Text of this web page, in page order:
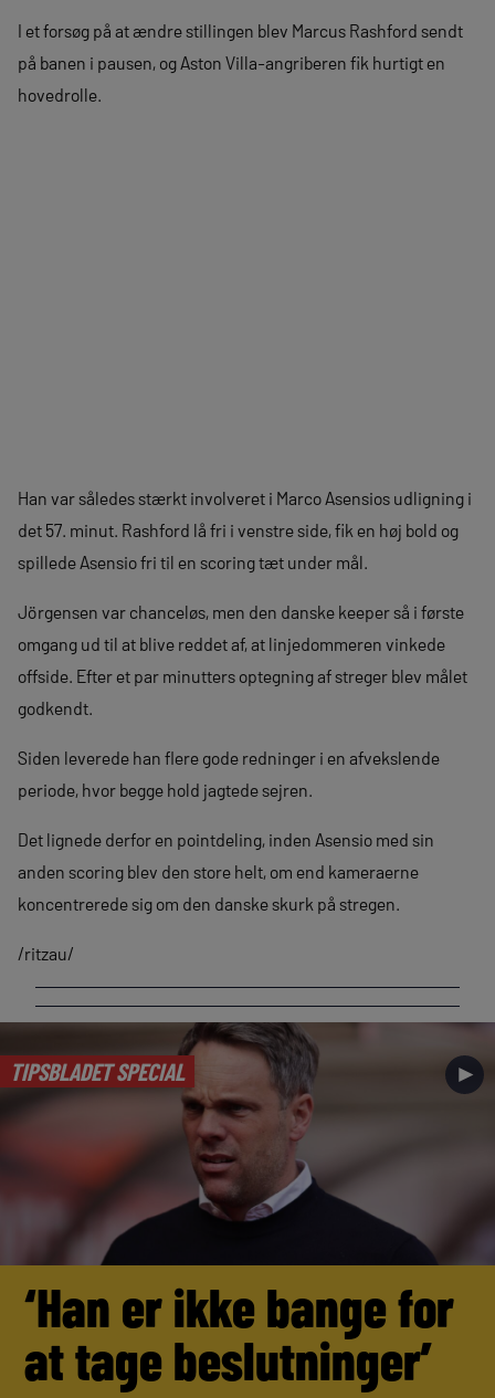
I et forsøg på at ændre stillingen blev Marcus Rashford sendt
på banen i pausen, og Aston Villa-angriberen fik hurtigt en
hovedrolle.
Han var således stærkt involveret i Marco Asensios udligning i
det 57. minut. Rashford lå fri i venstre side, fik en høj bold og
spillede Asensio fri til en scoring tæt under mål.
Jörgensen var chanceløs, men den danske keeper så i første
omgang ud til at blive reddet af, at linjedommeren vinkede
offside. Efter et par minutters optegning af streger blev målet
godkendt.
Siden leverede han flere gode redninger i en afvekslende
periode, hvor begge hold jagtede sejren.
Det lignede derfor en pointdeling, inden Asensio med sin
anden scoring blev den store helt, om end kameraerne
koncentrerede sig om den danske skurk på stregen.
/ritzau/
TIPSBLADET SPECIAL ►
‘Han er ikke bange for
at tage beslutninger’